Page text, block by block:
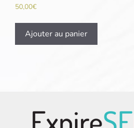
50,00€
Ajouter au panier